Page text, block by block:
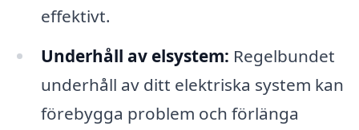
effektivt.
Underhåll av elsystem: Regelbundet
underhåll av ditt elektriska system kan
förebygga problem och förlänga